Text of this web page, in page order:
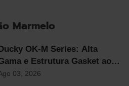
Marmelo
OK-M Series: Alta
e Estrutura Gasket ao
Mais Competitivo do
03, 2026